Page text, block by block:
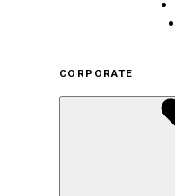
CORPORATE